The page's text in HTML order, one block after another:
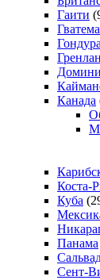
Гаити
Канада
Коста-
Куба
Панама
Сент-